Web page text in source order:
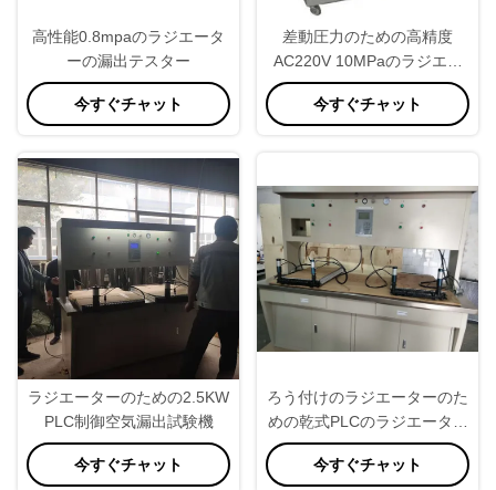
高性能0.8mpaのラジエータ
ーの漏出テスター
今すぐチャット
差動圧力のための高精度
AC220V 10MPaのラジエー
ターの漏出テスター
今すぐチャット
ラジエーターのための2.5KW
PLC制御空気漏出試験機
今すぐチャット
ろう付けのラジエーターのた
めの乾式PLCのラジエーター
の漏出テスター
今すぐチャット